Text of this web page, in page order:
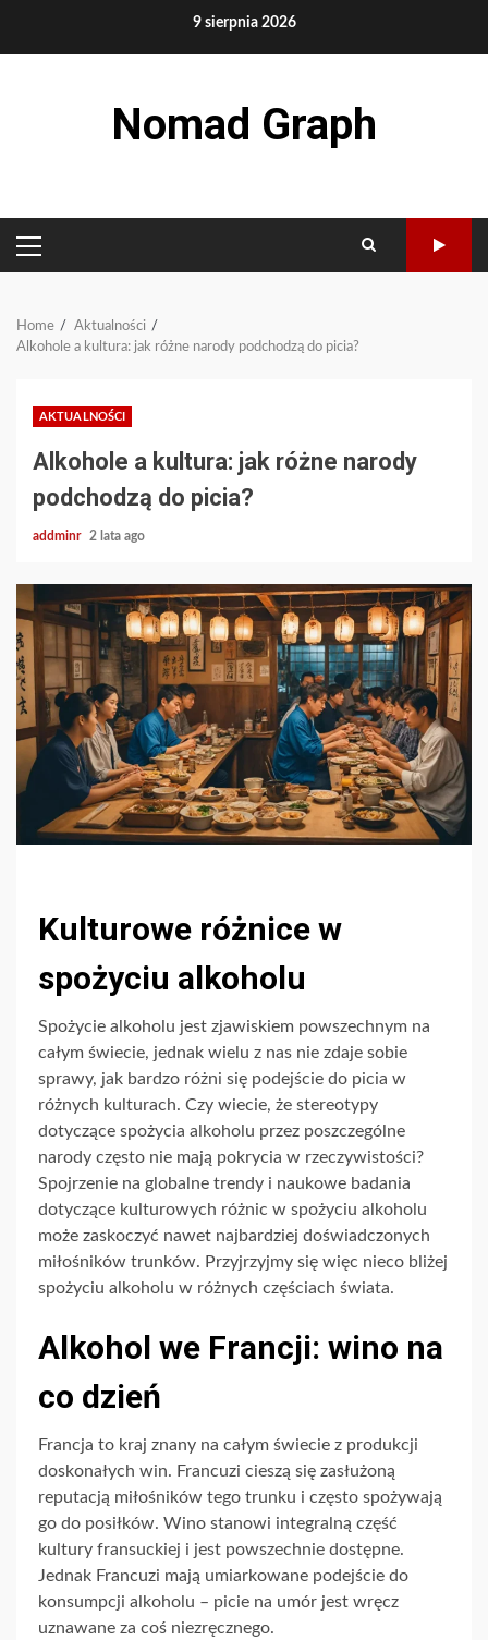
9 sierpnia 2026
Nomad Graph
PRIMARY
MENU
Home
Aktualności
Alkohole a kultura: jak różne narody podchodzą do picia?
AKTUALNOŚCI
Alkohole a kultura: jak różne narody
podchodzą do picia?
addminr 2 lata ago
Kulturowe różnice w
spożyciu alkoholu
Spożycie alkoholu jest zjawiskiem powszechnym na
całym świecie, jednak wielu z nas nie zdaje sobie
sprawy, jak bardzo różni się podejście do picia w
różnych kulturach. Czy wiecie, że stereotypy
dotyczące spożycia alkoholu przez poszczególne
narody często nie mają pokrycia w rzeczywistości?
Spojrzenie na globalne trendy i naukowe badania
dotyczące kulturowych różnic w spożyciu alkoholu
może zaskoczyć nawet najbardziej doświadczonych
miłośników trunków. Przyjrzyjmy się więc nieco bliżej
spożyciu alkoholu w różnych częściach świata.
Alkohol we Francji: wino na
co dzień
Francja to kraj znany na całym świecie z produkcji
doskonałych win. Francuzi cieszą się zasłużoną
reputacją miłośników tego trunku i często spożywają
go do posiłków. Wino stanowi integralną część
kultury fransuckiej i jest powszechnie dostępne.
Jednak Francuzi mają umiarkowane podejście do
konsumpcji alkoholu – picie na umór jest wręcz
uznawane za coś niezręcznego.